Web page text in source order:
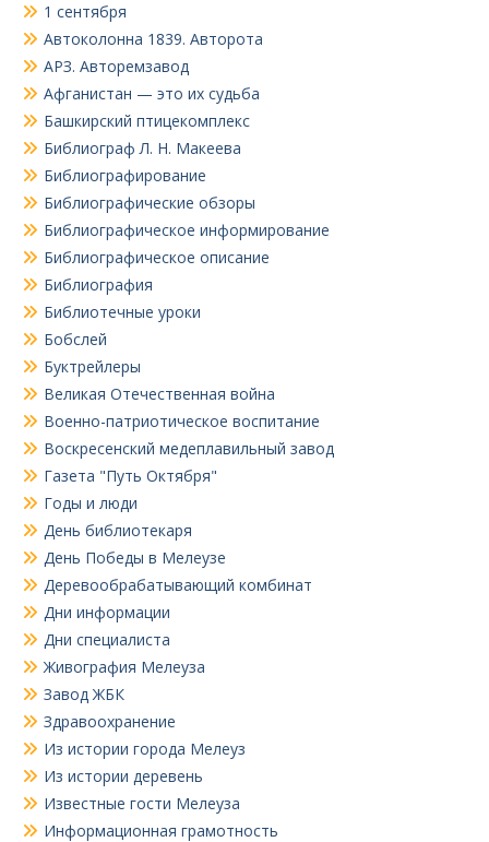
1 сентября
Автоколонна 1839. Авторота
АРЗ. Авторемзавод
Афганистан — это их судьба
Башкирский птицекомплекс
Библиограф Л. Н. Макеева
Библиографирование
Библиографические обзоры
Библиографическое информирование
Библиографическое описание
Библиография
Библиотечные уроки
Бобслей
Буктрейлеры
Великая Отечественная война
Военно-патриотическое воспитание
Воскресенский медеплавильный завод
Газета "Путь Октября"
Годы и люди
День библиотекаря
День Победы в Мелеузе
Деревообрабатывающий комбинат
Дни информации
Дни специалиста
Живография Мелеуза
Завод ЖБК
Здравоохранение
Из истории города Мелеуз
Из истории деревень
Известные гости Мелеуза
Информационная грамотность